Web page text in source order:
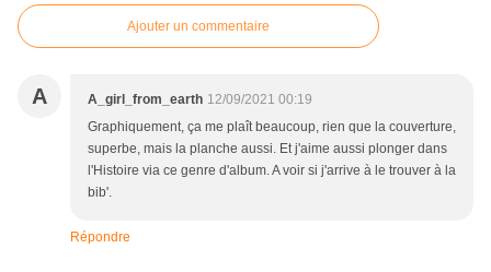
Ajouter un commentaire
A A_girl_from_earth 12/09/2021 00:19
Graphiquement, ça me plaît beaucoup, rien que la couverture,
superbe, mais la planche aussi. Et j'aime aussi plonger dans
l'Histoire via ce genre d'album. A voir si j'arrive à le trouver à la
bib'.
Répondre